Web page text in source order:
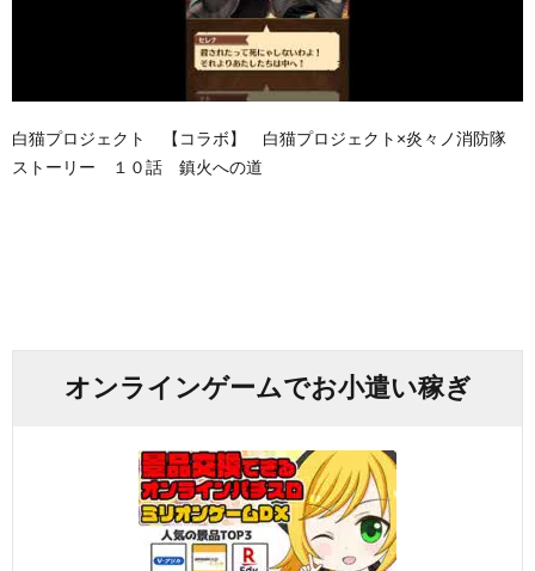
白猫プロジェクト 【コラボ】 白猫プロジェクト×炎々ノ消防隊
ストーリー １０話 鎮火への道
オンラインゲームでお小遣い稼ぎ